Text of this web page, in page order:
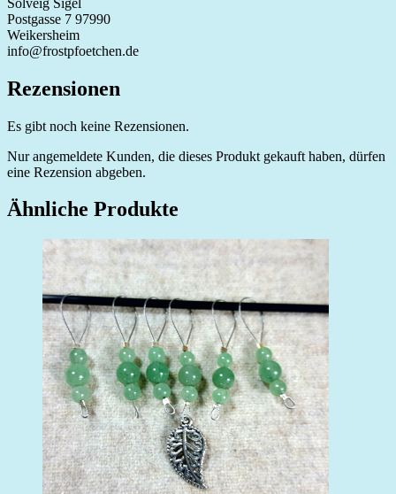
Postgasse 7 97990
Weikersheim
info@frostpfoetchen.de
Rezensionen
Es gibt noch keine Rezensionen.
Nur angemeldete Kunden, die dieses Produkt gekauft haben, dürfen
eine Rezension abgeben.
Ähnliche Produkte